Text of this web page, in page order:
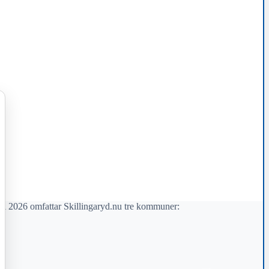
2026 omfattar Skillingaryd.nu tre kommuner: